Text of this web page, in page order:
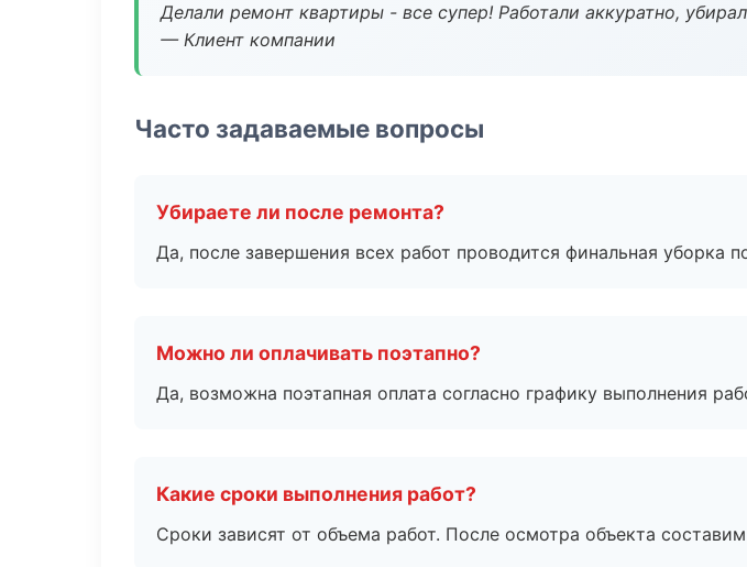
Делали ремонт квартиры - все супер! Работали аккуратно,
— Клиент компании
Часто задаваемые вопросы
Убираете ли после ремонта?
Да, после завершения всех работ проводится финальная уборка
Можно ли оплачивать поэтапно?
Да, возможна поэтапная оплата согласно графику выполнения
Какие сроки выполнения работ?
Сроки зависят от объема работ. После осмотра объекта